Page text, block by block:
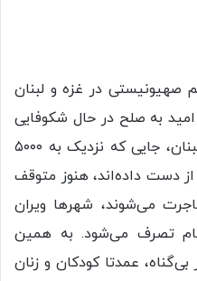
صهیونیستی در غزه و لبنان
به صلح در حال شکوفایی
است، از سوی دیگر حملات به لبنان، جایی که نزدیک به ۵۰۰۰
خود را از دست داده‌اند، هنوز متوقف
می‌شوند، شهرها ویران
تصرف می‌شود. به همین
غزه جایی که ۷۳ هزار بی‌گناه، عمدتا کودکان و زنان